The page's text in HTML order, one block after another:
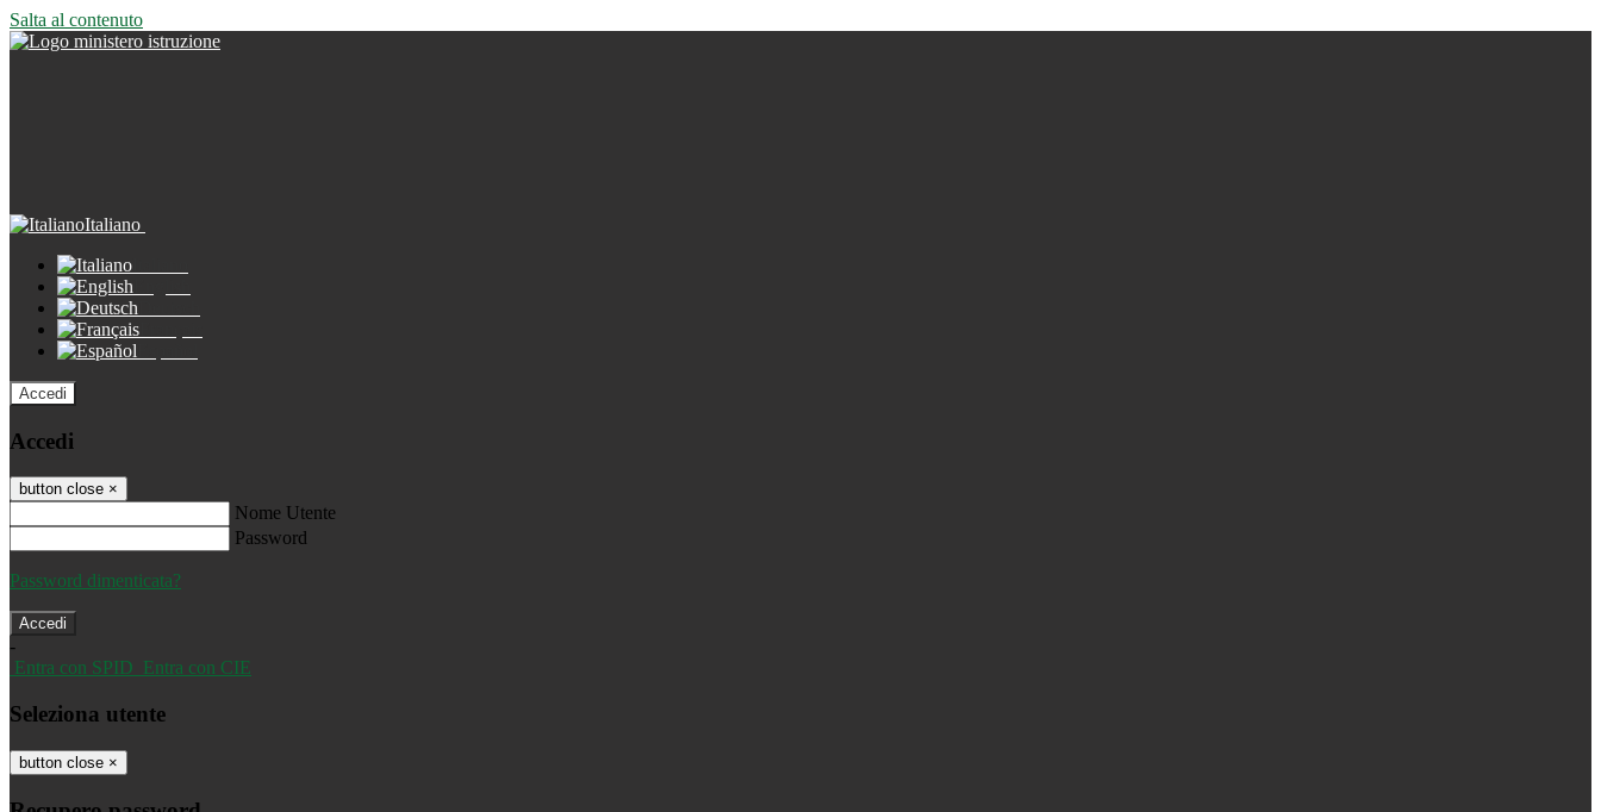
Salta al contenuto
Italiano
Accedi
Accedi
button close ×
Nome Utente
Password
Password dimenticata?
-
Entra con SPID Entra con CIE
Seleziona utente
button close ×